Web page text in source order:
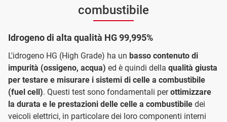
combustibile
Idrogeno di alta qualità HG 99,995%
L'idrogeno HG (High Grade) ha un basso contenuto di
impurità (ossigeno, acqua) ed è quindi della qualità giusta
per testare e misurare i sistemi di celle a combustibile
(fuel cell). Questi test sono fondamentali perottimizzare
la durata e le prestazioni delle celle a combustibile dei
veicoli elettrici, in particolare dei loro componenti interni